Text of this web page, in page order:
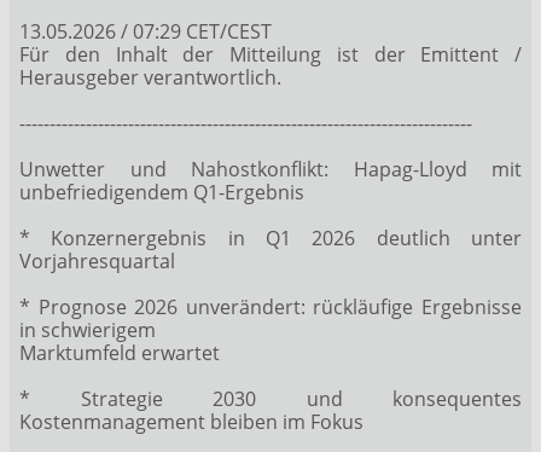
13.05.2026 / 07:29 CET/CEST
Für den Inhalt der Mitteilung ist der Emittent /
Herausgeber verantwortlich.
---------------------------------------------------------------------------
Unwetter und Nahostkonflikt: Hapag-Lloyd mit
unbefriedigendem Q1-Ergebnis
* Konzernergebnis in Q1 2026 deutlich unter
Vorjahresquartal
* Prognose 2026 unverändert: rückläufige Ergebnisse
in schwierigem
Marktumfeld erwartet
* Strategie 2030 und konsequentes
Kostenmanagement bleiben im Fokus